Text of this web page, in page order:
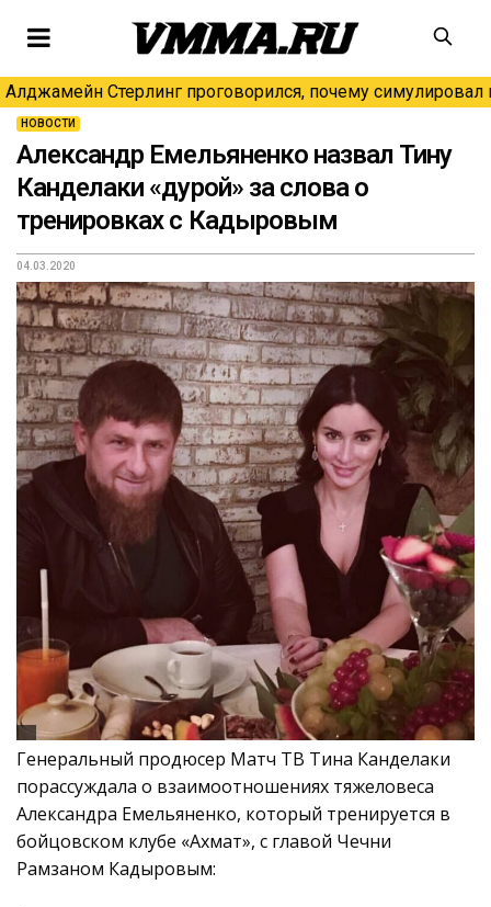
Алджамейн Стерлинг проговорился, почему симулировал
НОВОСТИ
Александр Емельяненко назвал Тину
Канделаки «дурой» за слова о
тренировках с Кадыровым
04.03.2020
Генеральный продюсер Матч ТВ Тина Канделаки
порассуждала о взаимоотношениях тяжеловеса
Александра Емельяненко, который тренируется в
бойцовском клубе «Ахмат», с главой Чечни
Рамзаном Кадыровым: